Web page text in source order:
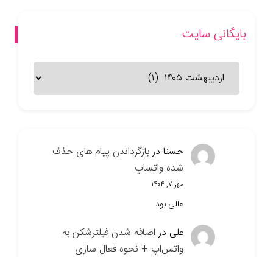
بایگانی سایت
بایگانی
سایت
حسنا دربازگرداندن پیام های حذف
شده واتساپ
مهر ۷, ۱۴۰۴
عالی بود
علی دراضافه شدن فیلترشکن به
واتس‌اپ + نحوه فعال سازی